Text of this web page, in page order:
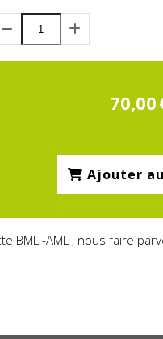
70,00
Ajouter
BML -AML , nous faire